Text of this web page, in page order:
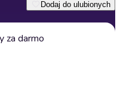
Dodaj do ulubionych
za darmo